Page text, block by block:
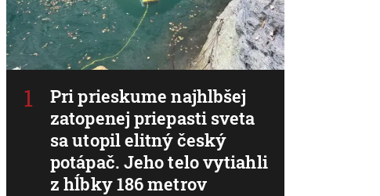
Pri prieskume najhlbšej
zatopenej priepasti sveta
sa utopil elitný český
potápač. Jeho telo vytiahli
z hĺbky 186 metrov